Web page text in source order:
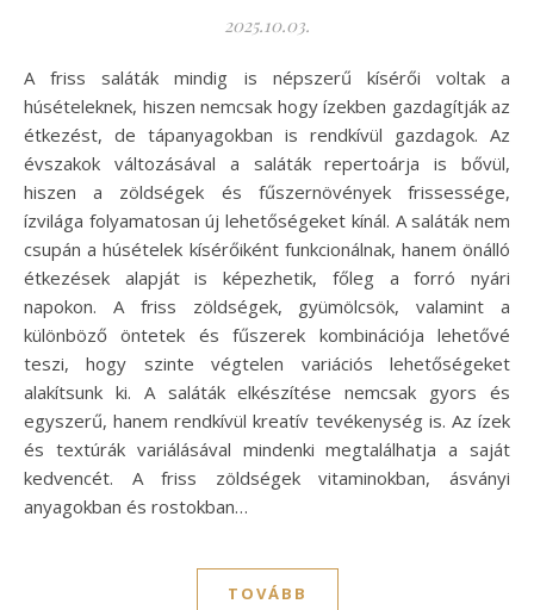
2025.10.03.
A friss saláták mindig is népszerű kísérői voltak a
húsételeknek, hiszen nemcsak hogy ízekben gazdagítják az
étkezést, de tápanyagokban is rendkívül gazdagok. Az
évszakok változásával a saláták repertoárja is bővül,
hiszen a zöldségek és fűszernövények frissessége,
ízvilága folyamatosan új lehetőségeket kínál. A saláták nem
csupán a húsételek kísérőiként funkcionálnak, hanem önálló
étkezések alapját is képezhetik, főleg a forró nyári
napokon. A friss zöldségek, gyümölcsök, valamint a
különböző öntetek és fűszerek kombinációja lehetővé
teszi, hogy szinte végtelen variációs lehetőségeket
alakítsunk ki. A saláták elkészítése nemcsak gyors és
egyszerű, hanem rendkívül kreatív tevékenység is. Az ízek
és textúrák variálásával mindenki megtalálhatja a saját
kedvencét. A friss zöldségek vitaminokban, ásványi
anyagokban és rostokban…
TOVÁBB